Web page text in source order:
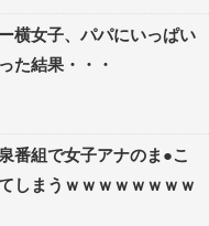
横女子、パパにいっぱい
た結果・・・
番組で女子アナのま●こ
しまうｗｗｗｗｗｗｗｗ